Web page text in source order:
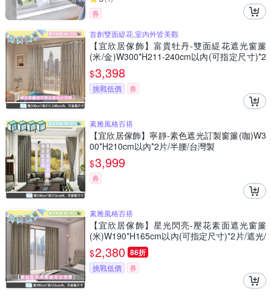
券
首創雙面緹花,室內外皆美觀
【宜欣居傢飾】富貴牡丹-雙面緹花遮光窗簾
(米/金)W300*H211-240cm以內(可指定尺寸)*2
片/遮光/摺景/落地/窗簾/台灣製MIT
$3,398
挑戰低價 券
素雅風格百搭
【宜欣居傢飾】寧靜-素色遮光訂製窗簾(咖)W3
00*H210cm以內*2片/半腰/台灣製
$3,999
券
素雅風格百搭
【宜欣居傢飾】星光閃亮-壓花素面遮光窗簾
(米)W190*H165cm以內(可指定尺寸)*2片/遮光/
摺景/半腰/窗簾/台灣製MIT
$2,380 86折
挑戰低價 券